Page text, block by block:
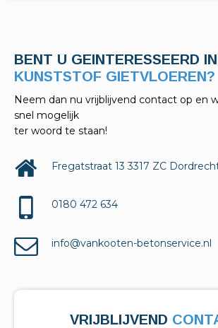
BENT U GEINTERESSEERD IN
KELDERAFDICHTINGEN?
Neem dan nu vrijblijvend contact op en
snel mogelijk
ter woord te staan!
Fregatstraat 13 3317 ZC
0180 472 634
info@vankooten-betonservice.nl
VRIJBLIJVEND